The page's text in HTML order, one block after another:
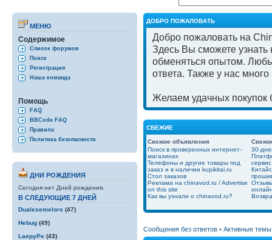
МЕНЮ
Содержимое
Список форумов
Поиск
Регистрация
Наша команда
Помощь
FAQ
BBCode FAQ
Правила
Политика безопасности
ДНИ РОЖДЕНИЯ
Сегодня нет Дней рождения.
В СЛЕДУЮЩИЕ 7 ДНЕЙ
Dualesemelors (47)
Hebug (49)
LaepyPe (43)
ДОБРО ПОЖАЛОВАТЬ
Добро пожаловать на
Здесь Вы сможете узнать
обменяться опытом.
ответа. Также у нас
Желаем удачных покупок
СВЕЖИЕ
Свежие объявления
Поиск в проверенных интернет-
магазинах
Телефоны и другие товары под
заказ и в наличии kupikitai.ru
Стол заказов
Реклама на chinavod.ru / Advertise
on this site
Как вы узнали о chinavod.ru?
30-
Сообщения без ответов • Активные темы